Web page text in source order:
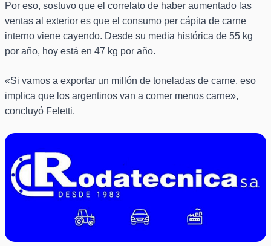
Por eso, sostuvo que el correlato de haber aumentado las
ventas al exterior es que el consumo per cápita de carne
interno viene cayendo. Desde su media histórica de 55 kg
por año, hoy está en 47 kg por año.
«Si vamos a exportar un millón de toneladas de carne, eso
implica que los argentinos van a comer menos carne»,
concluyó Feletti.